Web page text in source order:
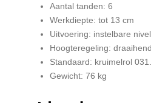
Aantal tanden: 6
Werkdiepte: tot 13 cm
Uitvoering: instelbare
Hoogteregeling:
Standaard: kruimelrol
Gewicht: 76 kg